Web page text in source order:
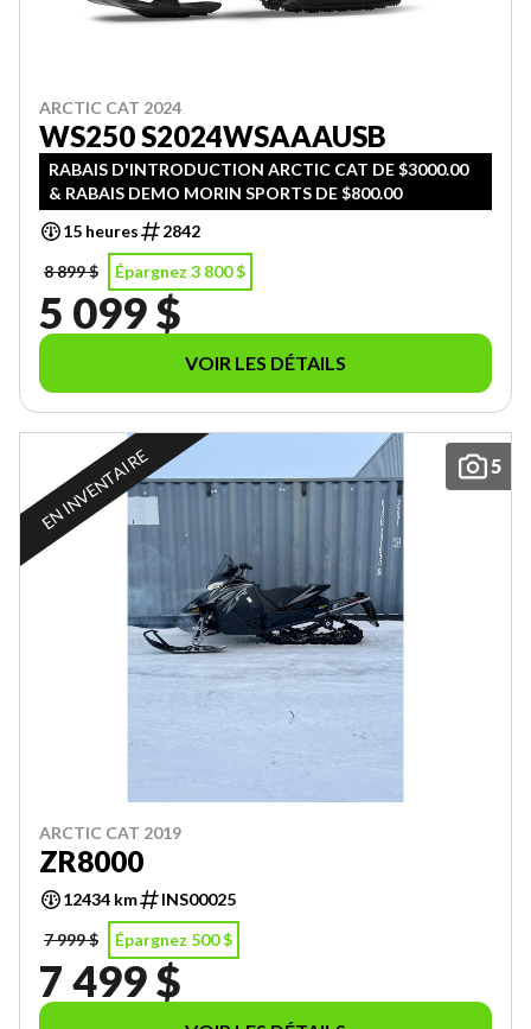
ARCTIC CAT 2024
WS250 S2024WSAAAUSB
RABAIS D'INTRODUCTION ARCTIC CAT DE $3000.00
& RABAIS DEMO MORIN SPORTS DE $800.00
15 heures
2842
8 899 $
Épargnez 3 800 $
5 099 $
VOIR LES DÉTAILS
5
EN INVENTAIRE
ARCTIC CAT 2019
ZR8000
12434 km
INS00025
7 999 $
Épargnez 500 $
7 499 $